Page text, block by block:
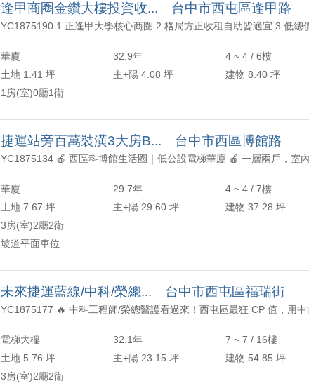
逢甲商圈金鑽大樓投資收... 台中市西屯區逢甲路
華廈 32.9年
4 ~ 4 / 6樓
土地 1.41 坪
主+陽 4.08 坪
建物 8.40 坪
1房(室)0廳1衛
捷運站旁百萬裝潢3大房B... 台中市西區博館路
華廈 29.7年
4 ~ 4 / 7樓
土地 7.67 坪
主+陽 29.60 坪
建物 37.28 坪
3房(室)2廳2衛
坡道平面車位
未來捷運藍線/中科/榮總... 台中市西屯區福瑞街
電梯大樓 32.1年
7 ~ 7 / 16樓
土地 5.76 坪
主+陽 23.15 坪
建物 54.85 坪
3房(室)2廳2衛